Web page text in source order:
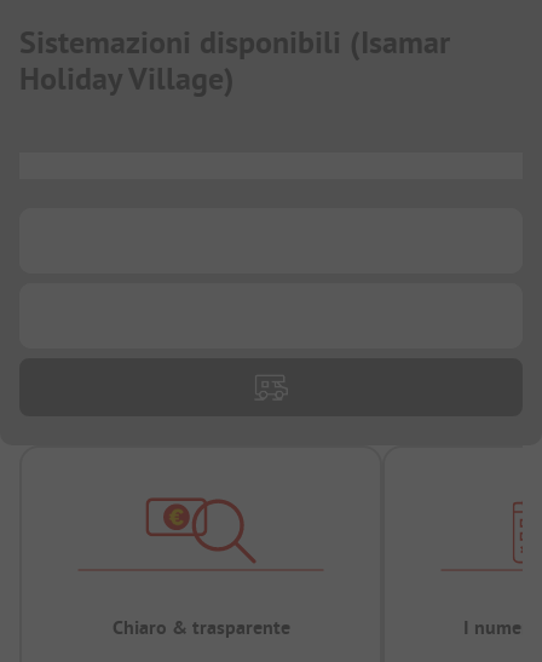
Sistemazioni disponibili (Isamar
Holiday Village)
Chiaro & trasparente I numeri